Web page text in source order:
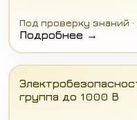
Под проверку знаний
Подробнее →
группа до 1000 В